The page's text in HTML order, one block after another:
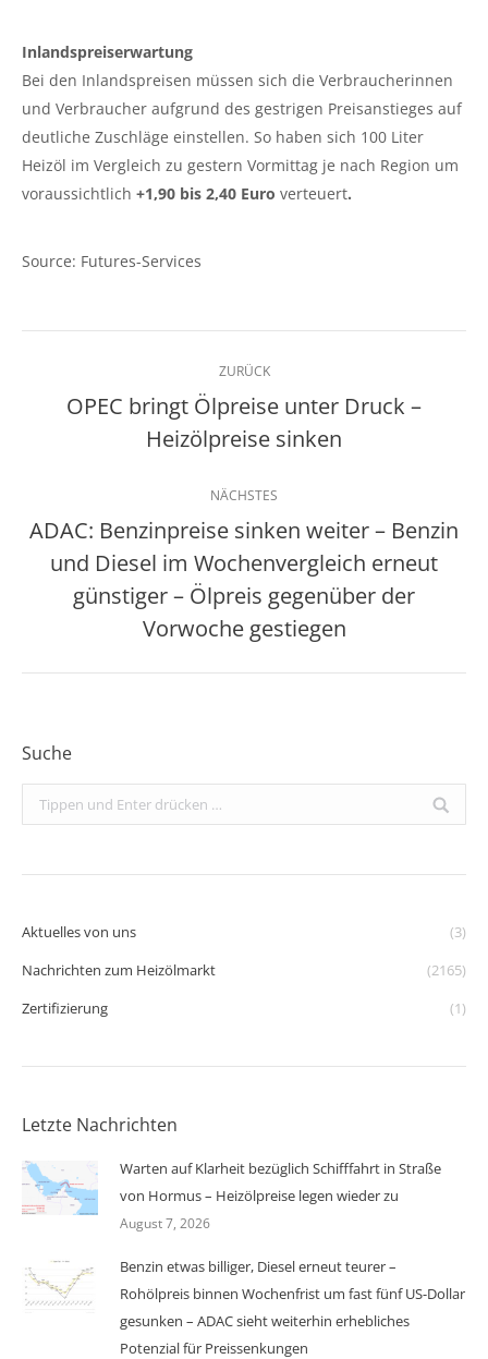
Inlandspreiserwartung
Bei den Inlandspreisen müssen sich die Verbraucherinnen
und Verbraucher aufgrund des gestrigen Preisanstieges auf
deutliche Zuschläge einstellen. So haben sich 100 Liter
Heizöl im Vergleich zu gestern Vormittag je nach Region um
voraussichtlich +1,90 bis 2,40 Euro verteuert.
Source: Futures-Services
Kommentarnavigation
ZURÜCK
Vorheriger
Beitrag:
OPEC bringt Ölpreise unter Druck –
Heizölpreise sinken
NÄCHSTES
Nächster
Beitrag:
ADAC: Benzinpreise sinken weiter – Benzin
und Diesel im Wochenvergleich erneut
günstiger – Ölpreis gegenüber der
Vorwoche gestiegen
Suche
Search:
Aktuelles von uns
(3)
Nachrichten zum Heizölmarkt
(2165)
Zertifizierung
(1)
Letzte Nachrichten
Warten auf Klarheit bezüglich Schifffahrt in Straße
von Hormus – Heizölpreise legen wieder zu
August 7, 2026
Benzin etwas billiger, Diesel erneut teurer –
Rohölpreis binnen Wochenfrist um fast fünf US-Dollar
gesunken – ADAC sieht weiterhin erhebliches
Potenzial für Preissenkungen